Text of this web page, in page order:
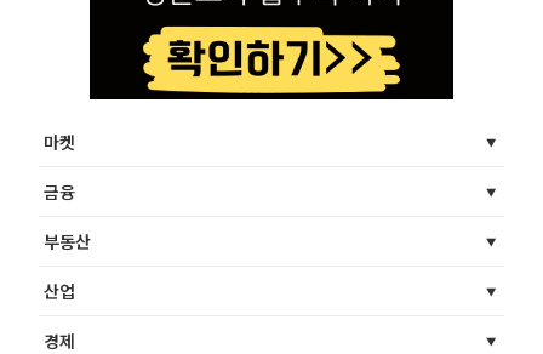
마켓
금융
부동산
산업
경제